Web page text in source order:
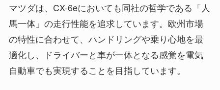
マツダは、CX-6eにおいても同社の哲学である「人
馬一体」の走行性能を追求しています。欧州市場
の特性に合わせて、ハンドリングや乗り心地を最
適化し、ドライバーと車が一体となる感覚を電気
自動車でも実現することを目指しています。